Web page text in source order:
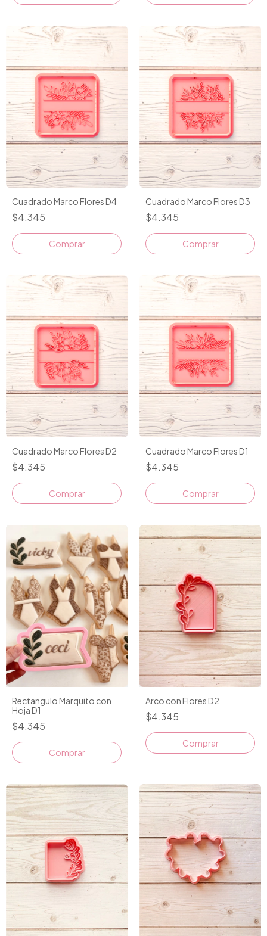
Cuadrado Marco Flores D4
$4.345
Comprar
Cuadrado Marco Flores D3
$4.345
Comprar
Cuadrado Marco Flores D2
$4.345
Comprar
Cuadrado Marco Flores D1
$4.345
Comprar
Rectangulo Marquito con
Hoja D1
$4.345
Comprar
Arco con Flores D2
$4.345
Comprar